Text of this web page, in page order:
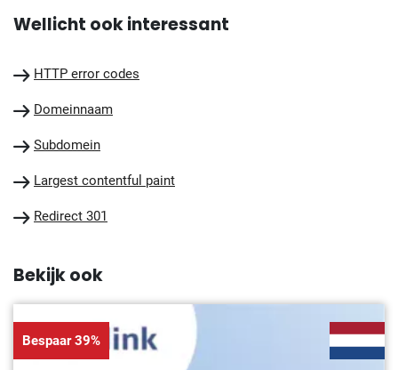
Wellicht ook interessant
HTTP error codes
Domeinnaam
Subdomein
Largest contentful paint
Redirect 301
Bekijk ook
Bespaar 39%